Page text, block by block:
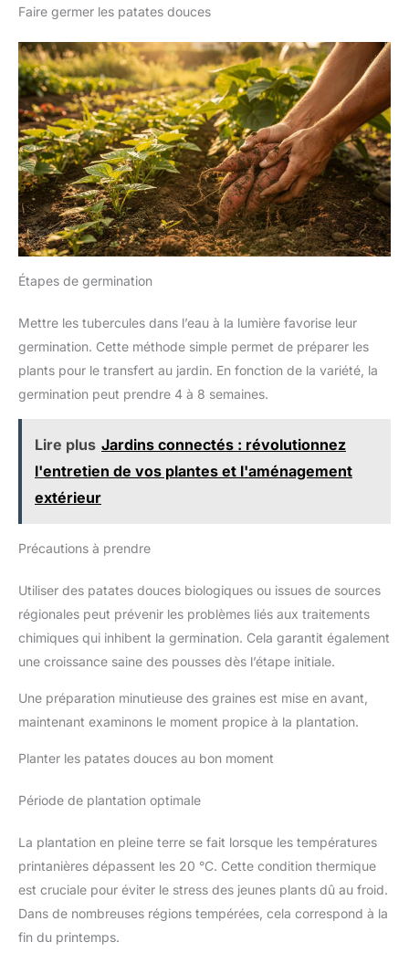
Faire germer les patates douces
Étapes de germination
Mettre les tubercules dans l’eau à la lumière favorise leur
germination. Cette méthode simple permet de préparer les
plants pour le transfert au jardin. En fonction de la variété, la
germination peut prendre 4 à 8 semaines.
Lire plus Jardins connectés : révolutionnez
l'entretien de vos plantes et l'aménagement
extérieur
Précautions à prendre
Utiliser des patates douces biologiques ou issues de sources
régionales peut prévenir les problèmes liés aux traitements
chimiques qui inhibent la germination. Cela garantit également
une croissance saine des pousses dès l’étape initiale.
Une préparation minutieuse des graines est mise en avant,
maintenant examinons le moment propice à la plantation.
Planter les patates douces au bon moment
Période de plantation optimale
La plantation en pleine terre se fait lorsque les températures
printanières dépassent les 20 °C. Cette condition thermique
est cruciale pour éviter le stress des jeunes plants dû au froid.
Dans de nombreuses régions tempérées, cela correspond à la
fin du printemps.